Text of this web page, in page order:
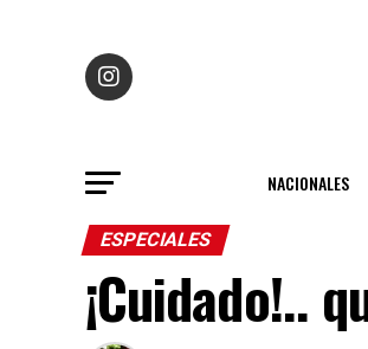
NACIONALES
ESPECIALES
¡Cuidado!..